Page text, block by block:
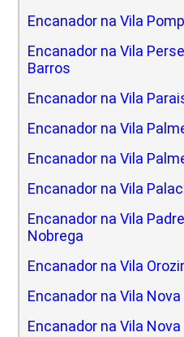
Encanador na Vila
Encanador na Vila
Barros
Encanador na Vila
Encanador na Vila
Encanador na Vila
Encanador na Vila
Encanador na Vila
Nobrega
Encanador na Vila
Encanador na Vila
Encanador na Vila